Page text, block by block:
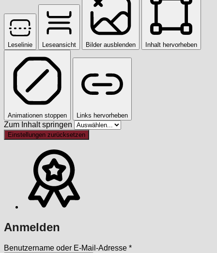
Leselinie Leseansicht Bilder ausblenden Inhalt hervorheben
Animationen stoppen Links hervorheben
Zum Inhalt springen
Einstellungen zurücksetzen
Anmelden
Benutzername oder E-Mail-Adresse *Erforderlich